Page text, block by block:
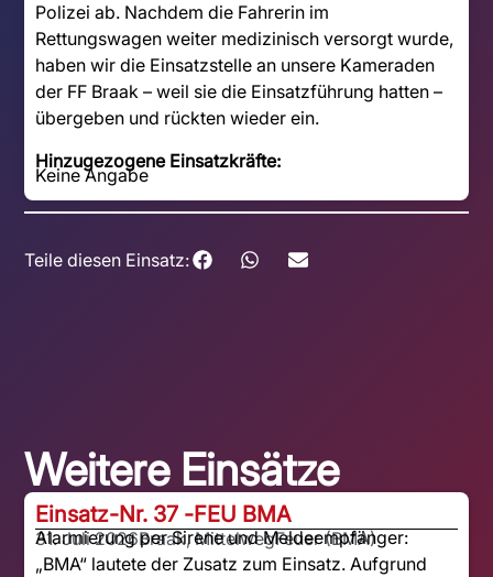
Polizei ab. Nachdem die Fahrerin im
Rettungswagen weiter medizinisch versorgt wurde,
haben wir die Einsatzstelle an unsere Kameraden
der FF Braak – weil sie die Einsatzführung hatten –
übergeben und rückten wieder ein.
Hinzugezogene Einsatzkräfte:
Keine Angabe
Teile diesen Einsatz:
Weitere Einsätze
Einsatz-Nr. 37 -FEU BMA
31. Juli 2026Braak, MittelwegFeuer (BMA)
Alarmierung per Sirene und Meldeempfänger:
„BMA“ lautete der Zusatz zum Einsatz. Aufgrund